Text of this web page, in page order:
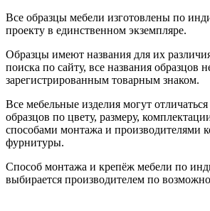
Все образцы мебели изготовлены по
проекту в единственном экземпляре.
Образцы имеют названия для их
поиска по сайту, все названия образцов
зарегистрированным товарным знаком.
Все мебельные изделия могут
образцов по цвету, размеру,
способами монтажа и производителями
фурнитуры.
Способ монтажа и крепёж мебели по
выбирается производителем по